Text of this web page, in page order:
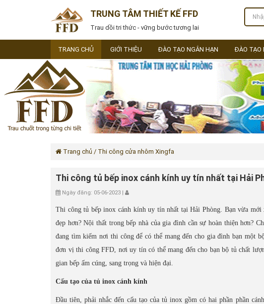
TRUNG TÂM THIẾT KẾ FFD
Trau dồi tri thức - vững bước tương lai
TRANG CHỦ GIỚI THIỆU ĐÀO TẠO NGẮN HẠN ĐÀO TẠO
Trang chủ / Thi công cửa nhôm Xingfa
Thi công tủ bếp inox cánh kính uy tín nhất tại Hải
Ngày đăng: 05-06-2023 |
Thi công tủ bếp inox cánh kính uy tín nhất tại Hải Phòng. Bạn vừa
đẹp hơn? Nội thất trong bếp nhà của gia đình cần sự hoàn thiện hơn?
đang tìm kiếm nơi thi công để có thể mang đến cho gia đình bạn một
đơn vị thi công FFD, nơi uy tín có thể mang đến cho bạn bộ tủ chất
gian bếp ấm cúng, sang trọng và hiện đại.
Cấu tạo của tủ inox cánh kính
Đầu tiên, phải nhắc đến cấu tạo của tủ inox gồm có hai phần phần